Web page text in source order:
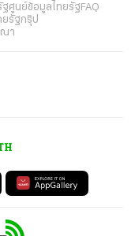
ฐศูนย์ข้อมูลไทยรัฐFAQ
รัฐกรุ๊ป
า